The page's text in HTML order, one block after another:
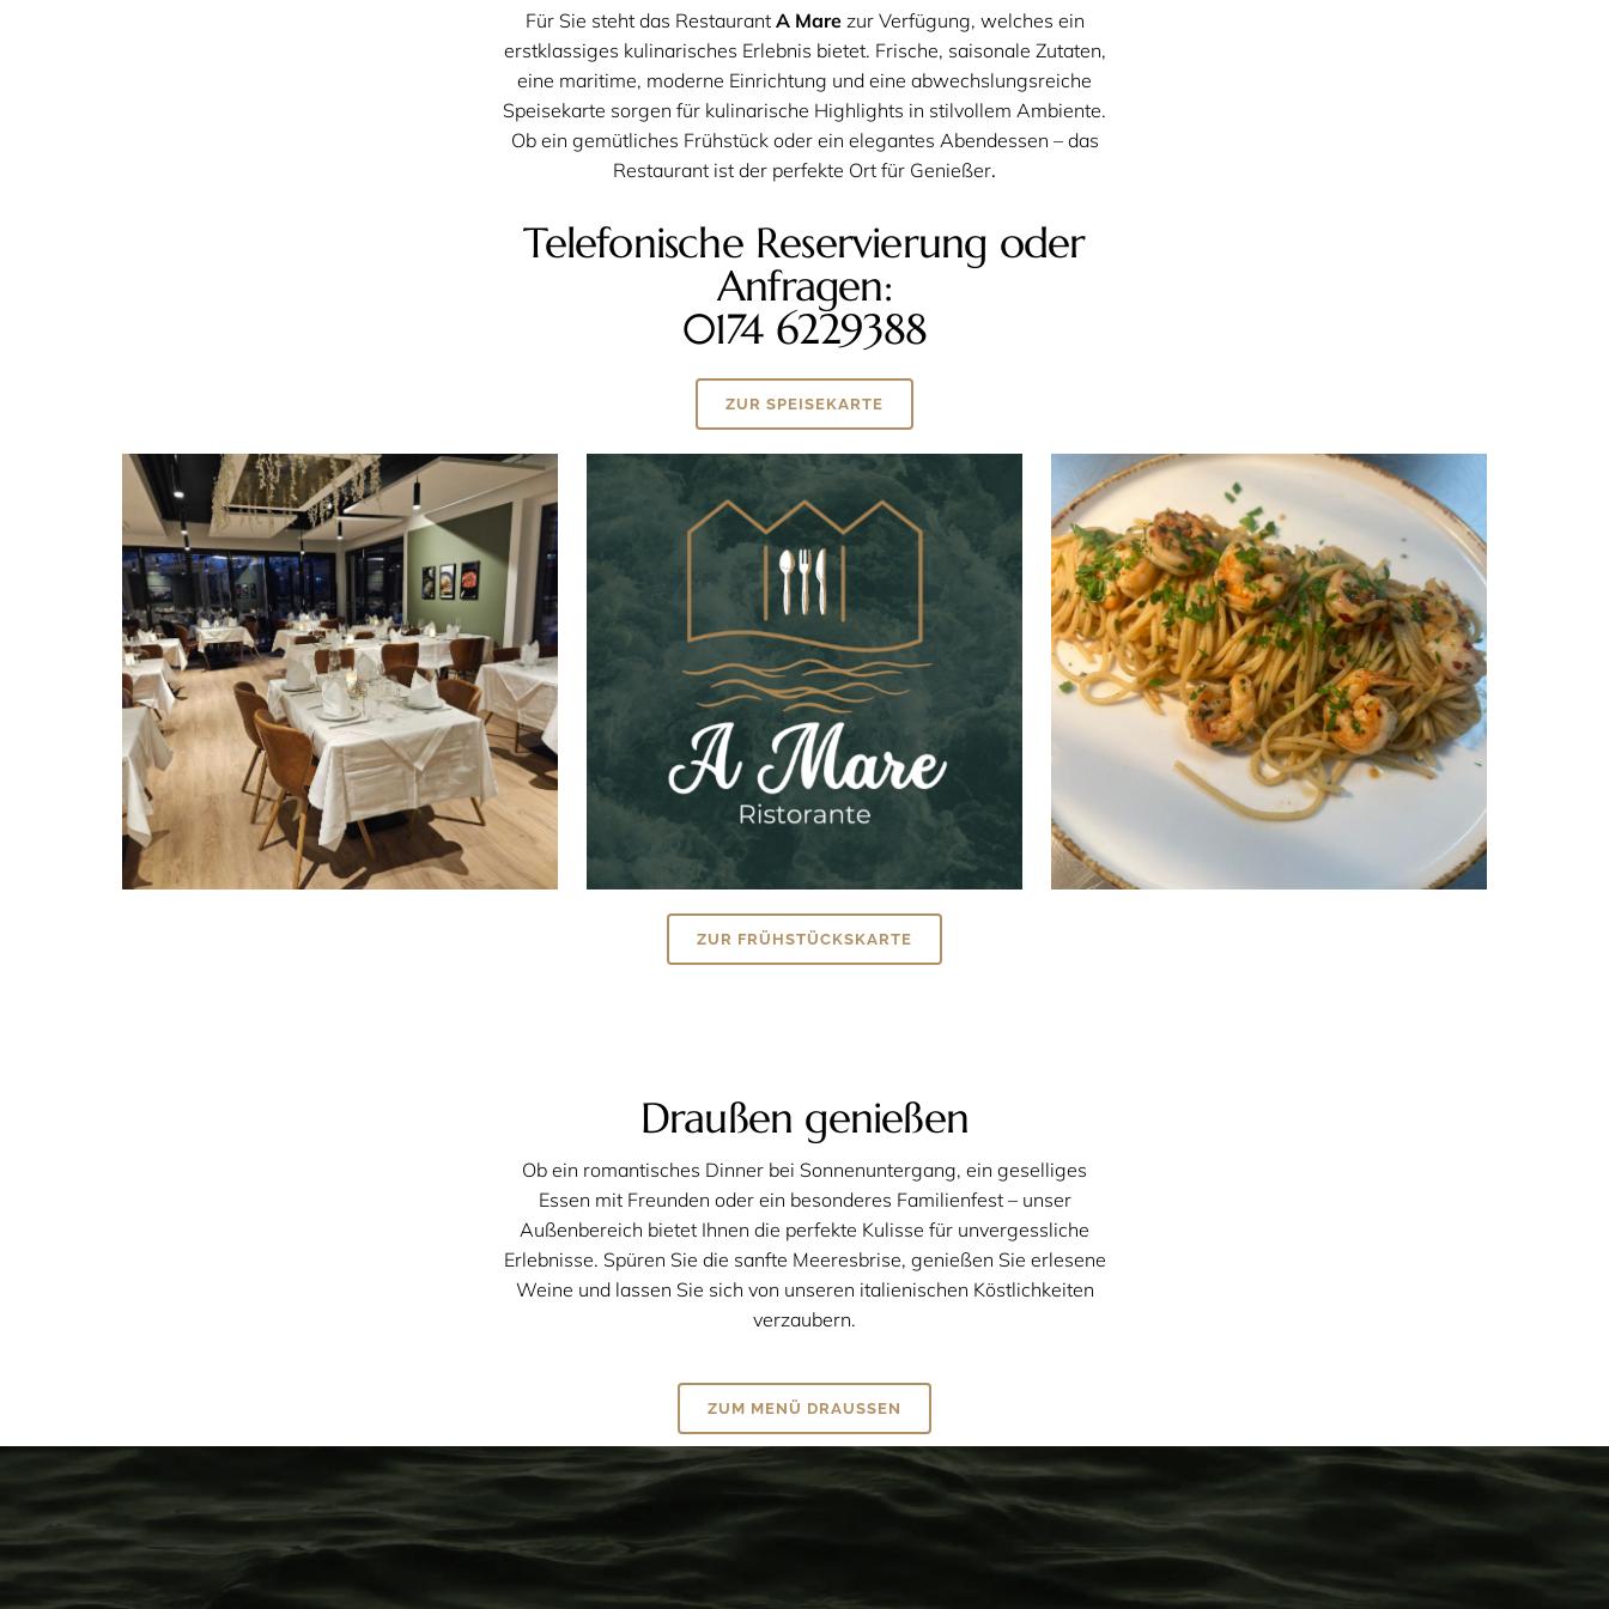
Für Sie steht das RestaurantA Marezur Verfügung, welches ein
erstklassiges kulinarisches Erlebnis bietet. Frische, saisonale Zutaten,
eine maritime, moderne Einrichtung und eine abwechslungsreiche
Speisekarte sorgen für kulinarische Highlights in stilvollem Ambiente.
Ob ein gemütliches Frühstück oder ein elegantes Abendessen – das
Restaurant ist der perfekte Ort für Genießer.
Telefonische Reservierung oder
Anfragen:
0174 6229388
ZUR SPEISEKARTE
ZUR FRÜHSTÜCKSKARTE
Draußen genießen
Ob ein romantisches Dinner bei Sonnenuntergang, ein geselliges
Essen mit Freunden oder ein besonderes Familienfest – unser
Außenbereich bietet Ihnen die perfekte Kulisse für unvergessliche
Erlebnisse. Spüren Sie die sanfte Meeresbrise, genießen Sie erlesene
Weine und lassen Sie sich von unseren italienischen Köstlichkeiten
verzaubern.
ZUM MENÜ DRAUSSEN